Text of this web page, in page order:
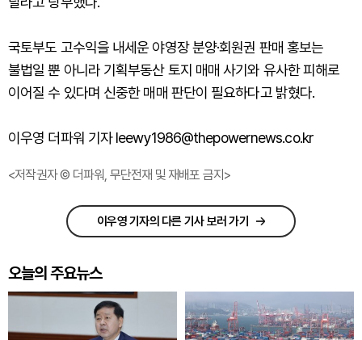
국토부도 고수익을 내세운 야영장 분양·회원권 판매 홍보는
불법일 뿐 아니라 기획부동산 토지 매매 사기와 유사한 피해로
이어질 수 있다며 신중한 매매 판단이 필요하다고 밝혔다.
이우영 더파워 기자 leewy1986@thepowernews.co.kr
<저작권자 © 더파워, 무단전재 및 재배포 금지>
이우영 기자의 다른 기사 보러 가기
오늘의 주요뉴스